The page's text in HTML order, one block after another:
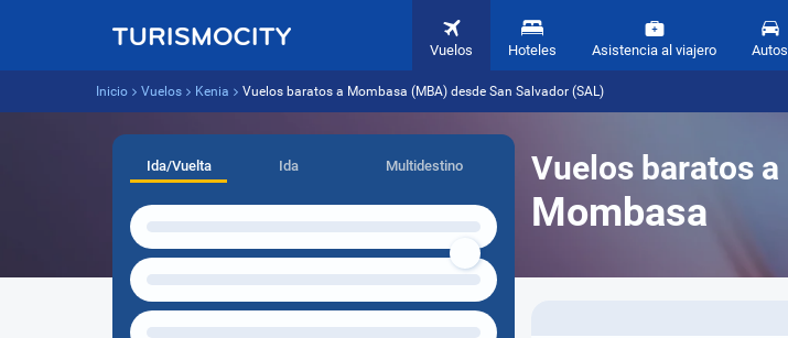
Vuelos Hoteles Asistencia al viajero Autos
Inicio Vuelos Kenia Vuelos baratos a Mombasa (MBA) desde San Salvador (SAL)
Vuelos baratos a
Mombasa
Ida/Vuelta Ida Multidestino